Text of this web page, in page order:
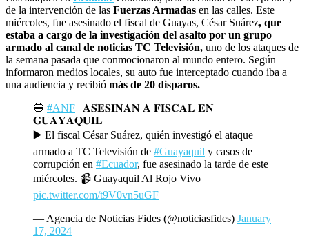
de la intervención de las Fuerzas Armadas en las calles. Este
miércoles, fue asesinado el fiscal de Guayas, César Suárez, que
estaba a cargo de la investigación del asalto por un grupo
armado al canal de noticias TC Televisión, uno de los ataques de
la semana pasada que conmocionaron al mundo entero. Según
informaron medios locales, su auto fue interceptado cuando iba a
una audiencia y recibió más de 20 disparos.
🔵 #ANF | 𝐀𝐒𝐄𝐒𝐈𝐍𝐀𝐍 𝐀 𝐅𝐈𝐒𝐂𝐀𝐋 𝐄𝐍
𝐆𝐔𝐀𝐘𝐀𝐐𝐔𝐈𝐋
▶️ El fiscal César Suárez, quién investigó el ataque
armado a TC Televisión de #Guayaquil y casos de
corrupción en #Ecuador, fue asesinado la tarde de este
miércoles. 📹 Guayaquil Al Rojo Vivo
pic.twitter.com/t9V0vn5uGF
— Agencia de Noticias Fides (@noticiasfides) January
17, 2024